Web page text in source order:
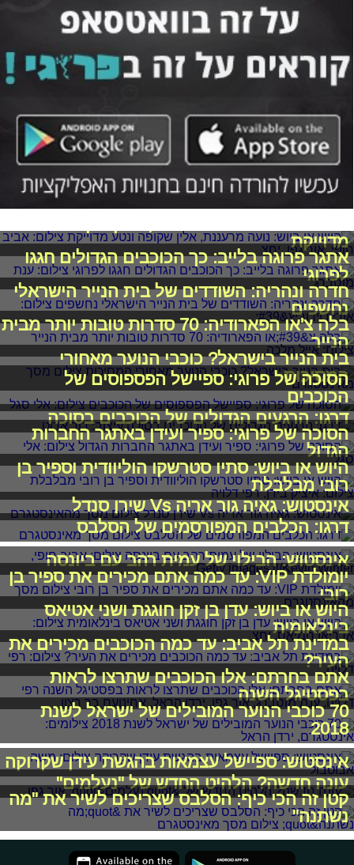
מדוייקת
אתגר פרוגה בלייב: כך הכוכבים הגדולים חגגו
לפרוגי
חדרה ונהריה: השודדים של בית הנייר הישראלי
נחשפים
בלה צ'או הפארודיה: 70 סדרות טובות יותר מבית
הנייר
בית הנייר בישראל? כוכבי הנוער מאחורי
המסיכות
הסוכה של פרוגי: ספיישל הפספוסים של
הכוכבים
דרגו: הרגעים הגדולים של הכוכבים בסוכה
הסוכה של פרוגי: ספיר ועידן באתגר החברות
הגדול
היוש או ביוש: סתיו סטרשקו הוליוודית וספיר בן
רובי מבלבלת
אינסטוש: גאיה גור אריה Vs שירן סנדל
דרגו: הכלבים המפורסמים של הסלבס
אינסטוש: הבילוי של עמית רהב עם ביונסה
יומולדת VIP: עד כמה אתם מכירים את ספיר בן
רובי
היוש או ביוש: עדן בן זקן חוגגת ושני אטיאס
בינלאומית
במדינת תל אביב: עד כמה הכוכבים מכירים את
העיר?
אתם בחרתם: אלו הכוכבים שתרצו לראות
בפסטיגל השנה
70 כוכבי הנוער המובילים של ישראל לשנת
2018
אינסטוש: ספיישל עצמאות בהגשת עידן שקרוקה
עונה חדשה? הלהיט החדש של "נעלמים"
קטן זה הכי כיף: הסלבס שצריכים לשיר את "מה
נשתנה"